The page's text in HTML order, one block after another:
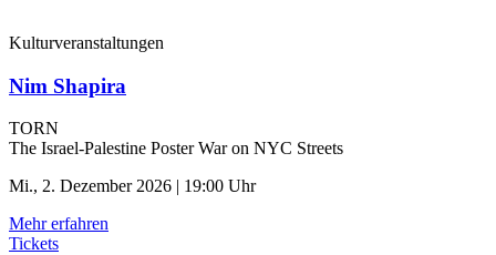
Kulturveranstaltungen
Nim Shapira
TORN
The Israel-Palestine Poster War on NYC Streets
Mi., 2. Dezember 2026 | 19:00 Uhr
Mehr erfahren
Tickets